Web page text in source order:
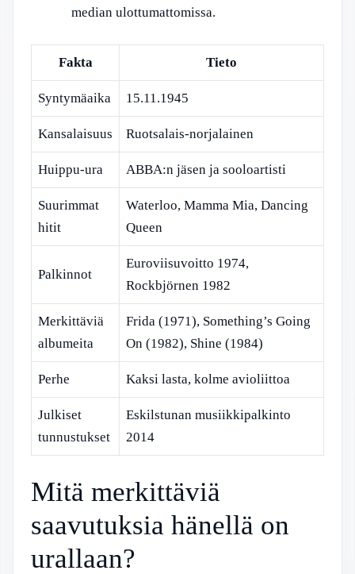
median ulottumattomissa.
Fakta Tieto
Syntymäaika 15.11.1945
Kansalaisuus Ruotsalais-norjalainen
Huippu-ura ABBA:n jäsen ja sooloartisti
Suurimmat
hitit
Waterloo, Mamma Mia, Dancing
Queen
Palkinnot
Euroviisuvoitto 1974,
Rockbjörnen 1982
Merkittäviä
albumeita
Frida (1971), Something’s Going
On (1982), Shine (1984)
Perhe Kaksi lasta, kolme avioliittoa
Julkiset
tunnustukset
Eskilstunan musiikkipalkinto
2014
Mitä merkittäviä
saavutuksia hänellä on
urallaan?